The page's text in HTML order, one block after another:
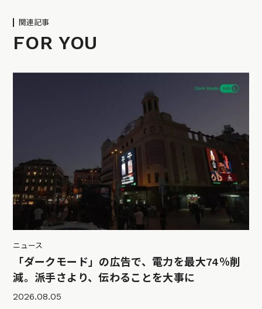
関連記事
FOR YOU
ニュース
「ダークモード」の広告で、電力を最大74％削
減。派手さより、伝わることを大事に
2026.08.05